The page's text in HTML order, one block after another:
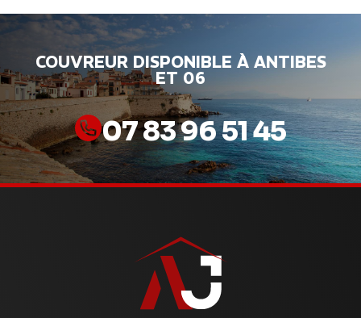
COUVREUR DISPONIBLE À ANTIBES
ET 06
07 83 96 51 45